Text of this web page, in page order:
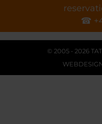
☎
© 2005 - 2026